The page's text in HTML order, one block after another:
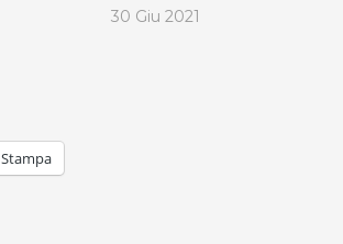
30 Giu 2021
Stampa